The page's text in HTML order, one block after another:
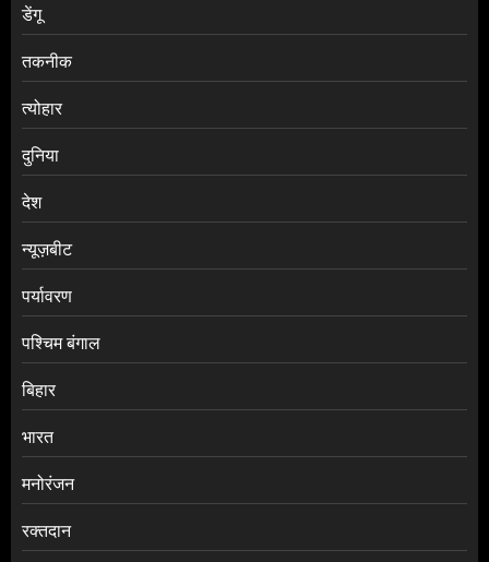
डेंगू
तकनीक
त्योहार
दुनिया
देश
न्यूज़बीट
पर्यावरण
पश्चिम बंगाल
बिहार
भारत
मनोरंजन
रक्तदान